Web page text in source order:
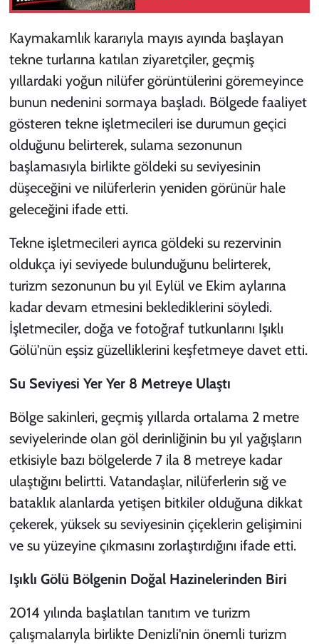
Kaymakamlık kararıyla mayıs ayında başlayan
tekne turlarına katılan ziyaretçiler, geçmiş
yıllardaki yoğun nilüfer görüntülerini göremeyince
bunun nedenini sormaya başladı. Bölgede faaliyet
gösteren tekne işletmecileri ise durumun geçici
olduğunu belirterek, sulama sezonunun
başlamasıyla birlikte göldeki su seviyesinin
düşeceğini ve nilüferlerin yeniden görünür hale
geleceğini ifade etti.
Tekne işletmecileri ayrıca göldeki su rezervinin
oldukça iyi seviyede bulunduğunu belirterek,
turizm sezonunun bu yıl Eylül ve Ekim aylarına
kadar devam etmesini beklediklerini söyledi.
İşletmeciler, doğa ve fotoğraf tutkunlarını Işıklı
Gölü'nün eşsiz güzelliklerini keşfetmeye davet etti.
Su Seviyesi Yer Yer 8 Metreye Ulaştı
Bölge sakinleri, geçmiş yıllarda ortalama 2 metre
seviyelerinde olan göl derinliğinin bu yıl yağışların
etkisiyle bazı bölgelerde 7 ila 8 metreye kadar
ulaştığını belirtti. Vatandaşlar, nilüferlerin sığ ve
bataklık alanlarda yetişen bitkiler olduğuna dikkat
çekerek, yüksek su seviyesinin çiçeklerin gelişimini
ve su yüzeyine çıkmasını zorlaştırdığını ifade etti.
Işıklı Gölü Bölgenin Doğal Hazinelerinden Biri
2014 yılında başlatılan tanıtım ve turizm
çalışmalarıyla birlikte Denizli'nin önemli turizm